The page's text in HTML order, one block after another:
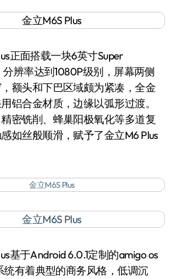
面搭载一块6英寸Super
辨率达到1080P级别，屏幕两侧
额头和下巴区域颇为紧凑，全金
铝合金材质，边缘以弧形过渡。
密铣削、蜂巢阳极氧化等多道复
如丝般顺滑，赋予了金立M6 Plus
于Android 6.0.1定制的amigo os
统有着典型的商务风格，低调沉